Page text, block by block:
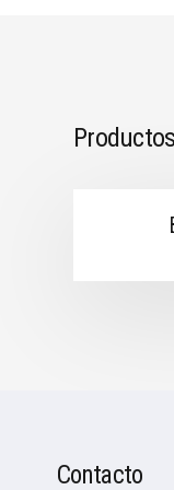
Contacto